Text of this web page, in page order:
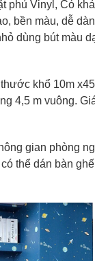
phủ Vinyl, Có
bền màu, dễ
dùng bút màu
khổ 10m
4,5 m vuông.
gian phòng
thể dán bàn